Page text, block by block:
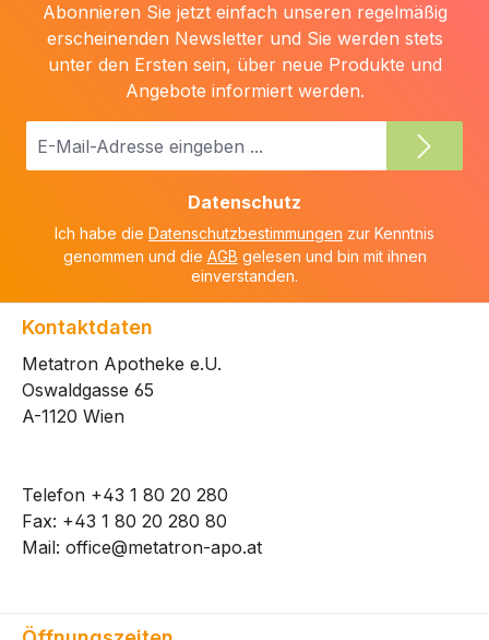
Abonnieren Sie jetzt einfach unseren regelmäßig
erscheinenden Newsletter und Sie werden stets
unter den Ersten sein, über neue Produkte und
Angebote informiert werden.
E-
Datenschutz
Ich habe die Datenschutzbestimmungen zur Kenntnis
genommen und die AGB gelesen und bin mit ihnen
einverstanden.
Kontaktdaten
Metatron Apotheke e.U.
Oswaldgasse 65
A-1120 Wien
Telefon +43 1 80 20 280
Fax: +43 1 80 20 280 80
Mail: office@metatron-apo.at